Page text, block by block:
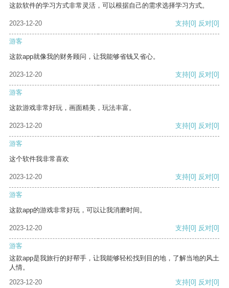
这款软件的学习方式非常灵活，可以根据自己的需求选择学习方式。
2023-12-20 支持[0] 反对[0]
游客
这款app就像我的财务顾问，让我能够省钱又省心。
2023-12-20 支持[0] 反对[0]
游客
这款游戏非常好玩，画面精美，玩法丰富。
2023-12-20 支持[0] 反对[0]
游客
这个软件我非常喜欢
2023-12-20 支持[0] 反对[0]
游客
这款app的游戏非常好玩，可以让我消磨时间。
2023-12-20 支持[0] 反对[0]
游客
这款app是我旅行的好帮手，让我能够轻松找到目的地，了解当地的风土
人情。
2023-12-20
支持[0] 反对[0]